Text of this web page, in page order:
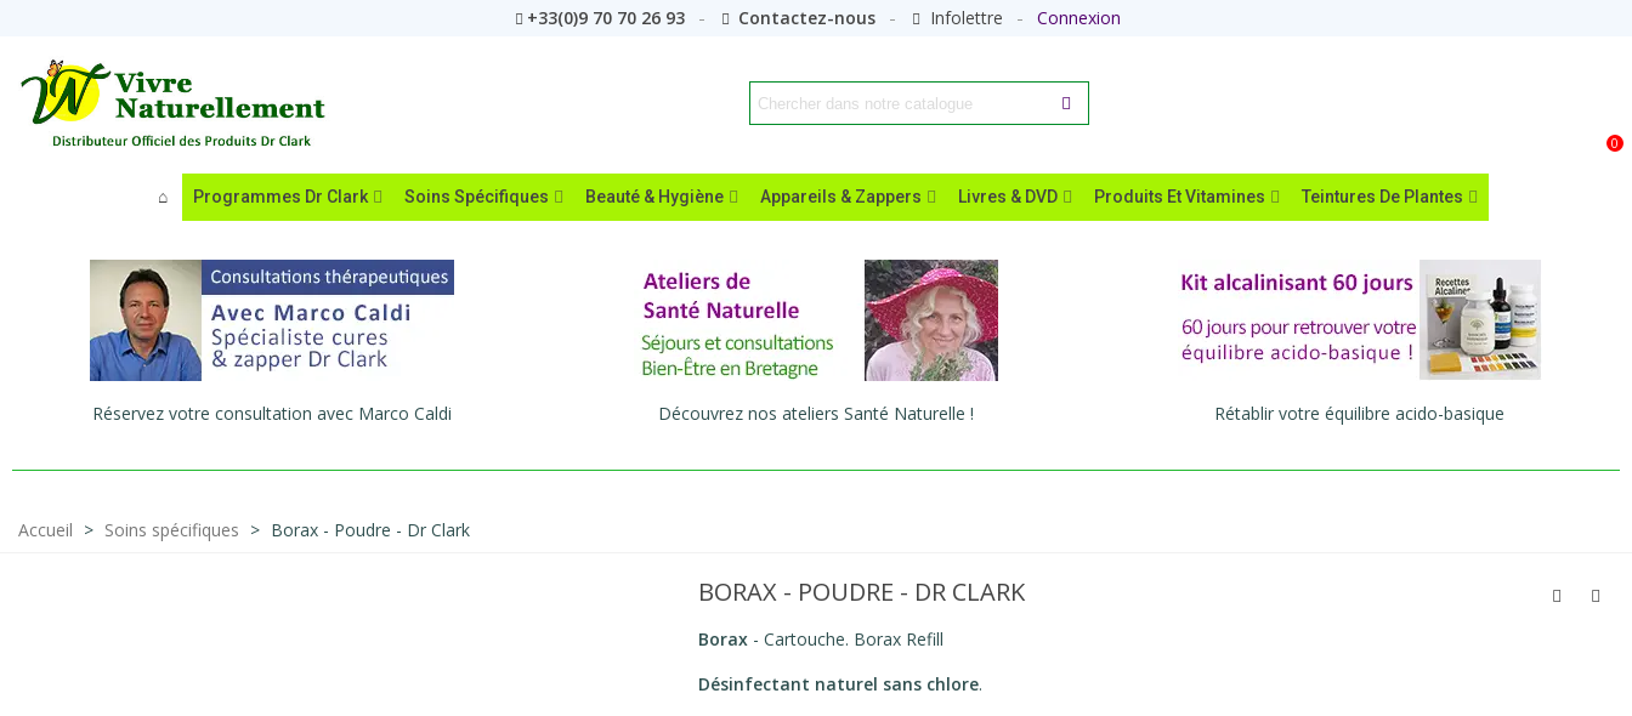
+33(0)9 70 70 26 93 Contactez-nous Infolettre Connexion
0
Programmes Dr Clark Soins Spécifiques Beauté & Hygiène Appareils & Zappers Livres & DVD Produits Et Vitamines Teintures De Plantes
Réservez votre consultation avec Marco Caldi Découvrez nos ateliers Santé Naturelle ! Rétablir votre équilibre acido-basique
Accueil > Soins spécifiques > Borax - Poudre - Dr Clark
BORAX - POUDRE - DR CLARK
Borax - Cartouche. Borax Refill
Désinfectant naturel sans chlore.